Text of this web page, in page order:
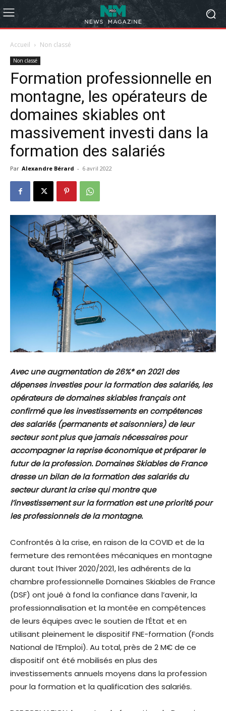
Accueil Non classé
Non classé
Formation professionnelle en
montagne, les opérateurs de
domaines skiables ont
massivement investi dans la
formation des salariés
Par Alexandre Bérard - 6 avril 2022
Avec une augmentation de 26%* en 2021 des
dépenses investies pour la formation des salariés, les
opérateurs de domaines skiables français ont
confirmé que les investissements en compétences
des salariés (permanents et saisonniers) de leur
secteur sont plus que jamais nécessaires pour
accompagner la reprise économique et préparer le
futur de la profession. Domaines Skiables de France
dresse un bilan de la formation des salariés du
secteur durant la crise qui montre que
l’investissement sur la formation est une priorité pour
les professionnels de la montagne.
Confrontés à la crise, en raison de la COVID et de la
fermeture des remontées mécaniques en montagne
durant tout l’hiver 2020/2021, les adhérents de la
chambre professionnelle Domaines Skiables de France
(DSF) ont joué à fond la confiance dans l’avenir, la
professionnalisation et la montée en compétences
de leurs équipes avec le soutien de l’État et en
utilisant pleinement le dispositif FNE-formation (Fonds
National de l’Emploi). Au total, près de 2 M€ de ce
dispositif ont été mobilisés en plus des
investissements annuels moyens dans la profession
pour la formation et la qualification des salariés.